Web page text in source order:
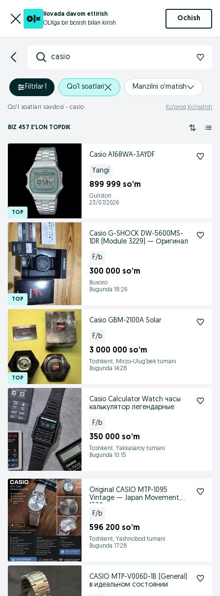
Ilovada davom ettirish
OLXga bir bosish bilan kirish
Ochish
casio
Filtrlar·1 Qo'l soatlari Manzilni o'rnatish
Qo‘l soatlari savdosi - casio Ko‘proq Ko‘rsatish
BIZ 457 E'LON TOPDIK
Casio A168WA-3AYDF
Yangi
899 999 so’m
Guliston
23/07/2026
Casio G-SHOCK DW-5600MS-
1DR (Module 3229) — Оригинал
F/b
300 000 so’m
Buxoro
Bugunda 18:26
Casio GBM-2100A Solar
F/b
3 000 000 so’m
Toshkent, Mirzo-Ulug‘bek tumani
Bugunda 14:28
Casio Calculator Watch часы
калькулятор легендарные
F/b
350 000 so’m
Toshkent, Yakkasaroy tumani
Bugunda 10:15
Original CASIO MTP-1095
Vintage — Japan Movement,
F/b
596 200 so’m
Toshkent, Yashnobod tumani
Bugunda 17:28
CASIO MTP-V006D-1B (General)
в идеальном состоянии